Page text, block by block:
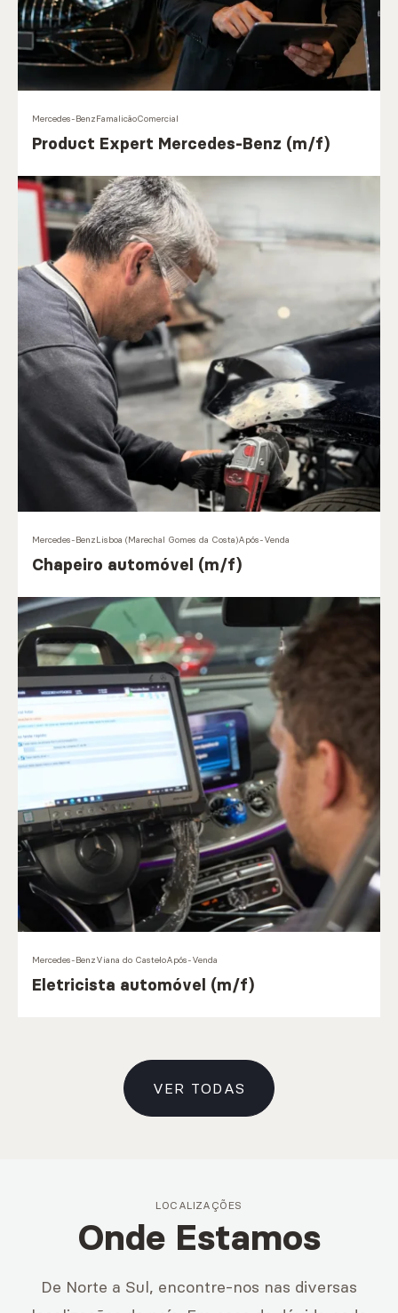
Mercedes-BenzFamalicãoComercial
Product Expert Mercedes-Benz (m/f)
Mercedes-BenzLisboa (Marechal Gomes da Costa)Após-Venda
Chapeiro automóvel (m/f)
Mercedes-BenzViana do CasteloApós-Venda
Eletricista automóvel (m/f)
VER TODAS
LOCALIZAÇÕES
Onde Estamos
De Norte a Sul, encontre-nos nas diversas